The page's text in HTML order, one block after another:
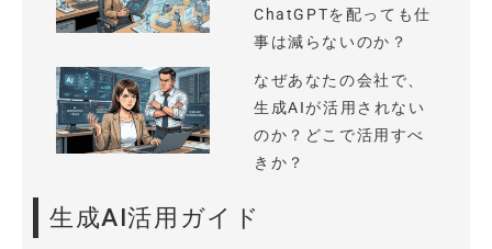
ChatGPTを配っても仕
事は減らないのか？
なぜあなたの会社で、
生成AIが活用されない
のか？どこで活用すべ
きか？
生成AI活用ガイド